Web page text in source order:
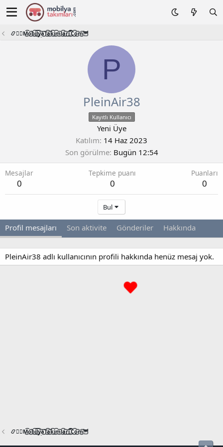
📿🧙‍♂️M͜͡o͜͡b͜͡i͜͡l͜͡y͜͡a͜͡T͜͡a͜͡k͜͡i͜͡m͜͡l͜͡a͜͡r͜͡i͜͡.͜͡C͜͡o͜͡m͜͡🦉
P
PleinAir38
Kayıtlı Kullanıcı
Yeni Üye
Katılım 14 Haz 2023
Son görülme Bugün 12:54
Mesajlar
0
Tepkime puanı
0
Puanları
0
Bul
Profil mesajları Son aktivite Gönderiler Hakkında
PleinAir38 adlı kullanıcının profili hakkında henüz mesaj yok.
📿🧙‍♂️M͜͡o͜͡b͜͡i͜͡l͜͡y͜͡a͜͡T͜͡a͜͡k͜͡i͜͡m͜͡l͜͡a͜͡r͜͡i͜͡.͜͡C͜͡o͜͡m͜͡🦉